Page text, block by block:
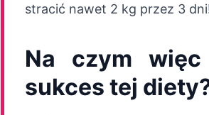
stracić nawet 2 kg przez 3
Na czym więc
sukces tej